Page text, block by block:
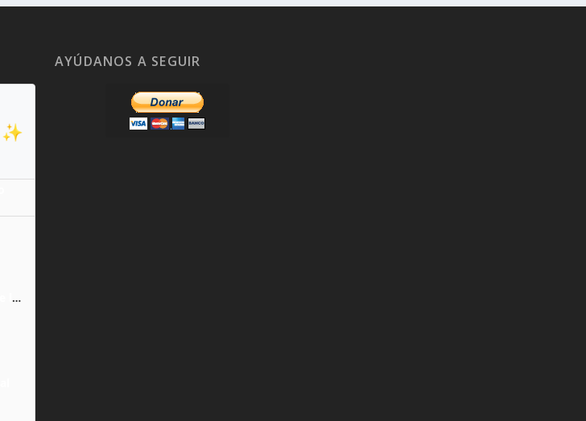
✨
Santa Teresa Benedicta de la Cruz
AYÚDANOS A SEGUIR